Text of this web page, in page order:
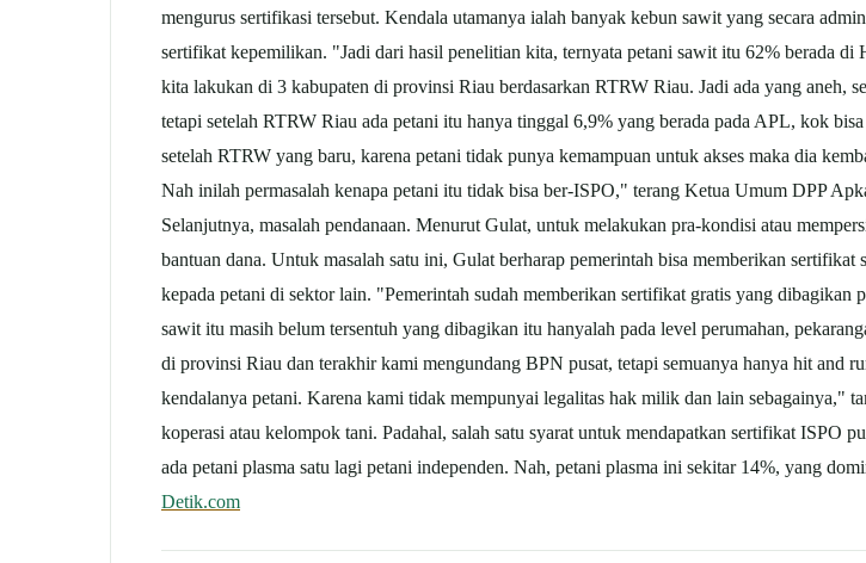
mengurus sertifikasi tersebut. Kendala utamanya ialah banyak kebun sawit yang secara
sertifikat kepemilikan. "Jadi dari hasil penelitian kita, ternyata petani sawit itu 62% berada
kita lakukan di 3 kabupaten di provinsi Riau berdasarkan RTRW Riau. Jadi ada yang aneh,
tetapi setelah RTRW Riau ada petani itu hanya tinggal 6,9% yang berada pada APL, kok
setelah RTRW yang baru, karena petani tidak punya kemampuan untuk akses maka dia
Nah inilah permasalah kenapa petani itu tidak bisa ber-ISPO," terang Ketua Umum DPP
Selanjutnya, masalah pendanaan. Menurut Gulat, untuk melakukan pra-kondisi atau
bantuan dana. Untuk masalah satu ini, Gulat berharap pemerintah bisa memberikan
kepada petani di sektor lain. "Pemerintah sudah memberikan sertifikat gratis yang dibagikan
sawit itu masih belum tersentuh yang dibagikan itu hanyalah pada level perumahan,
di provinsi Riau dan terakhir kami mengundang BPN pusat, tetapi semuanya hanya hit and
kendalanya petani. Karena kami tidak mempunyai legalitas hak milik dan lain sebagainya,"
koperasi atau kelompok tani. Padahal, salah satu syarat untuk mendapatkan sertifikat ISPO
ada petani plasma satu lagi petani independen. Nah, petani plasma ini sekitar 14%, yang
Detik.com